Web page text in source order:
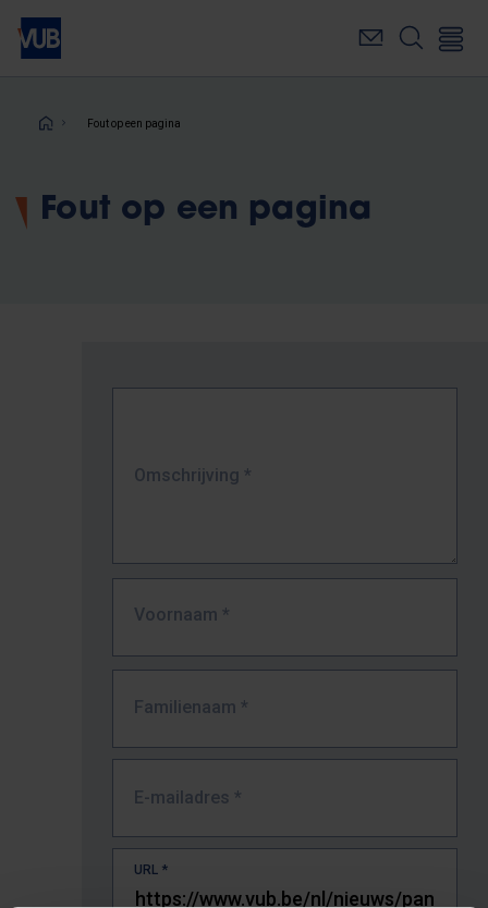
Overslaan
naar
inhoudKruimelpad
Fout op een pagina
Fout op een pagina
Omschrijving *
Voornaam *
Familienaam *
E-mailadres *
URL *